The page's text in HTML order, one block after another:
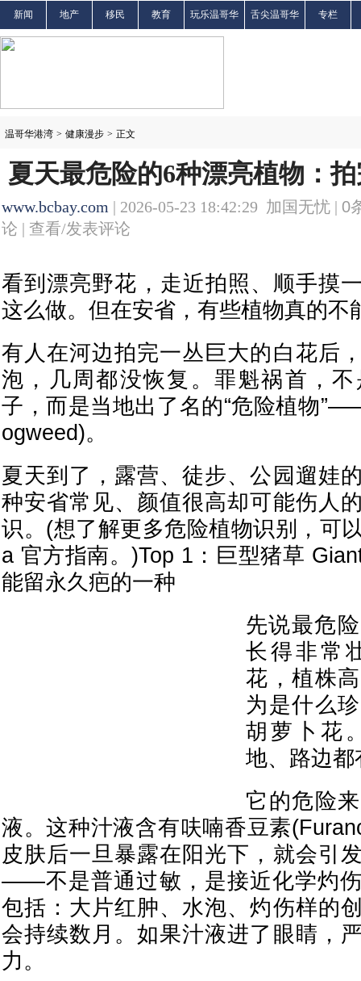
新闻 地产 移民 教育 玩乐温哥华 舌尖温哥华 专栏
温哥华港湾 > 健康漫步 > 正文
夏天最危险的6种漂亮植物：
www.bcbay.com | 2026-05-23 18:42:29 加国无忧 | 0
论 | 查看/发表评论
看到漂亮野花，走近拍照、顺手
这么做。但在安省，有些植物真的不
有人在河边拍完一丛巨大的白花后
泡，几周都没恢复。罪魁祸首，
子，而是当地出了名的“危险植物
ogweed)。
夏天到了，露营、徒步、公园遛娃
种安省常见、颜值很高却可能伤人
识。(想了解更多危险植物识别，可
a 官方指南。)Top 1：巨型猪草
能留永久疤的一种
先说最危
长得非常
花，植株
为是什么
胡萝卜花
地、路边
它的危险
液。这种汁液含有呋喃香豆素
皮肤后一旦暴露在阳光下，就会引
——不是普通过敏，是接近化学灼
包括：大片红肿、水泡、灼伤样的
会持续数月。如果汁液进了眼睛，
力。